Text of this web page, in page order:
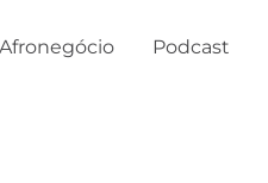
Afronegócio Podcast